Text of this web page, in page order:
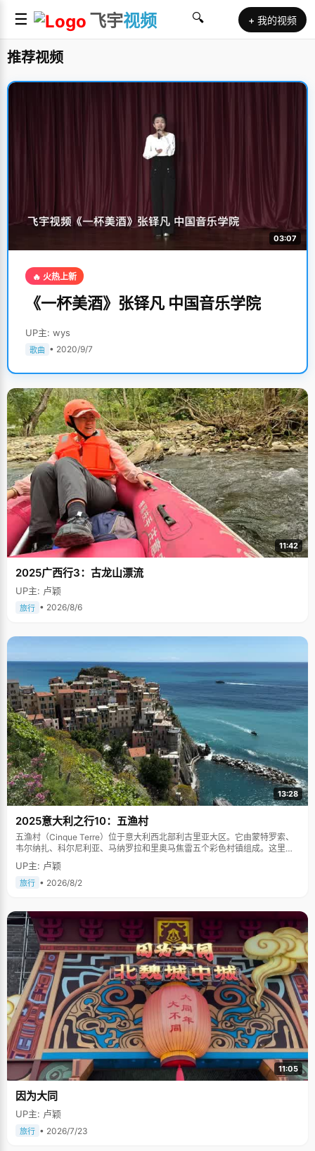
☰ 飞宇视频 🔍 + 我的视频
推荐视频
03:07
🔥 火热上新
《一杯美酒》张铎凡 中国音乐学院
UP主: wys
歌曲 • 2020/9/7
11:42
2025广西行3：古龙山漂流
UP主: 卢颖
旅行 • 2026/8/6
13:28
2025意大利之行10：五渔村
五渔村（Cinque Terre）位于意大利西北部利古里亚大区。它由蒙特罗索、
韦尔纳扎、科尔尼利亚、马纳罗拉和里奥马焦雷五个彩色村镇组成。这里依
山傍海，房屋色彩斑斓，1997年被列为世界文化遗产。
UP主: 卢颖
旅行 • 2026/8/2
11:05
因为大同
UP主: 卢颖
旅行 • 2026/7/23